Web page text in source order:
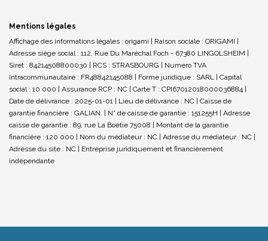
Mentions légales
Affichage des informations légales : origami | Raison sociale : ORIGAMI |
Adresse siège social : 112, Rue Du Maréchal Foch - 67380 LINGOLSHEIM |
Siret : 84214508800030 | RCS : STRASBOURG | Numero TVA
Intracommunautaire : FR48842145088 | Forme juridique : SARL | Capital
social : 10 000 | Assurance RCP : NC | Carte T : CPI67012018000036884 |
Date de délivrance : 2025-01-01 | Lieu de délivrance : NC | Caisse de
garantie financière : GALIAN. | N° de caisse de garantie : 151255H | Adresse
caisse de garantie : 89, rue La Boétie 75008 | Montant de la garantie
financière : 120 000 | Nom du médiateur : NC | Adresse du médiateur : NC |
Adresse du site : NC | Entreprise juridiquement et financièrement
indépendante